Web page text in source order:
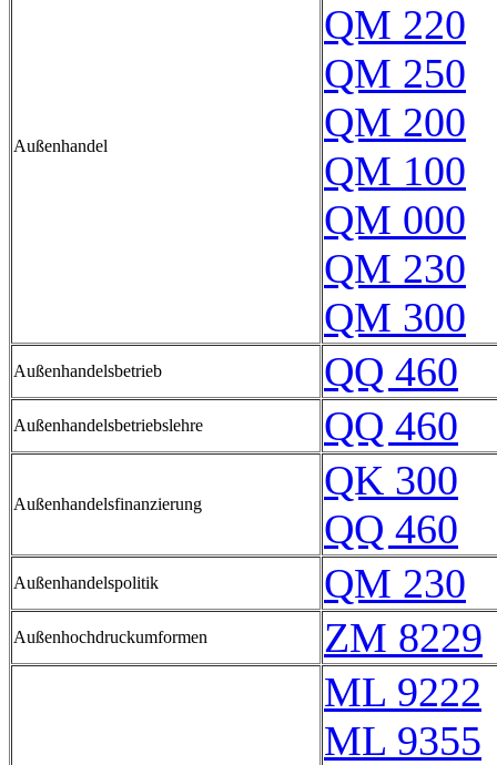
Außenhandel
QM 220
QM 250
QM 200
QM 100
QM 000
QM 230
QM 300
Außenhandelsbetrieb QQ 460
Außenhandelsbetriebslehre QQ 460
Außenhandelsfinanzierung
QK 300
QQ 460
Außenhandelspolitik QM 230
Außenhochdruckumformen
ZM 8229
ML 9222
ML 9355